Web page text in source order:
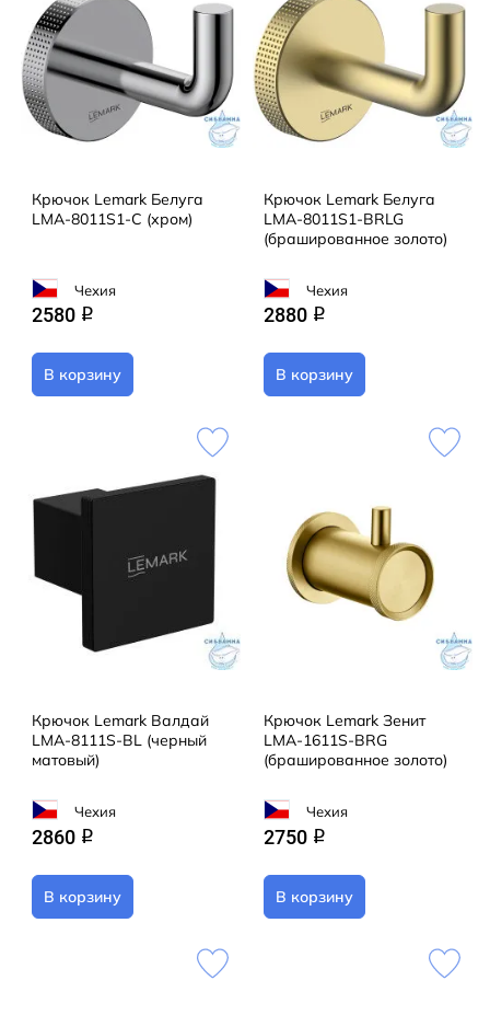
Крючок Lemark Белуга
LMA-8011S1-C (хром)
Чехия
2580 q
В корзину
Крючок Lemark Белуга
LMA-8011S1-BRLG
(брашированное золото)
Чехия
2880 q
В корзину
Крючок Lemark Валдай
LMA-8111S-BL (черный
матовый)
Чехия
2860 q
В корзину
Крючок Lemark Зенит
LMA-1611S-BRG
(брашированное золото)
Чехия
2750 q
В корзину